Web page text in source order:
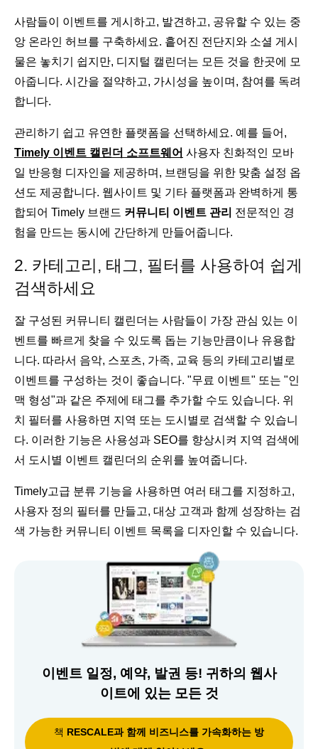
사람들이 이벤트를 게시하고, 발견하고, 공유할 수 있는 중
앙 온라인 허브를 구축하세요. 흩어진 전단지와 소셜 게시
물은 놓치기 쉽지만, 디지털 캘린더는 모든 것을 한곳에 모
아줍니다. 시간을 절약하고, 가시성을 높이며, 참여를 독려
합니다.
관리하기 쉽고 유연한 플랫폼을 선택하세요. 예를 들어,
Timely 이벤트 캘린더 소프트웨어 사용자 친화적인 모바
일 반응형 디자인을 제공하며, 브랜딩을 위한 맞춤 설정 옵
션도 제공합니다. 웹사이트 및 기타 플랫폼과 완벽하게 통
합되어 Timely 브랜드 커뮤니티 이벤트 관리 전문적인 경
험을 만드는 동시에 간단하게 만들어줍니다.
2. 카테고리, 태그, 필터를 사용하여 쉽게
검색하세요
잘 구성된 커뮤니티 캘린더는 사람들이 가장 관심 있는 이
벤트를 빠르게 찾을 수 있도록 돕는 기능만큼이나 유용합
니다. 따라서 음악, 스포츠, 가족, 교육 등의 카테고리별로
이벤트를 구성하는 것이 좋습니다. "무료 이벤트" 또는 "인
맥 형성"과 같은 주제에 태그를 추가할 수도 있습니다. 위
치 필터를 사용하면 지역 또는 도시별로 검색할 수 있습니
다. 이러한 기능은 사용성과 SEO를 향상시켜 지역 검색에
서 도시별 이벤트 캘린더의 순위를 높여줍니다.
Timely고급 분류 기능을 사용하면 여러 태그를 지정하고,
사용자 정의 필터를 만들고, 대상 고객과 함께 성장하는 검
색 가능한 커뮤니티 이벤트 목록을 디자인할 수 있습니다.
이벤트 일정, 예약, 발권 등! 귀하의 웹사
이트에 있는 모든 것
책 RESCALE과 함께 비즈니스를 가속화하는 방